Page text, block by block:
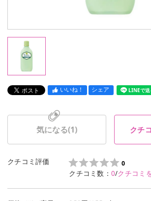
いいね！ シェア LINEで送
気になる(1) クチ
クチコミ評価 0
クチコミ数： 0/クチコミ